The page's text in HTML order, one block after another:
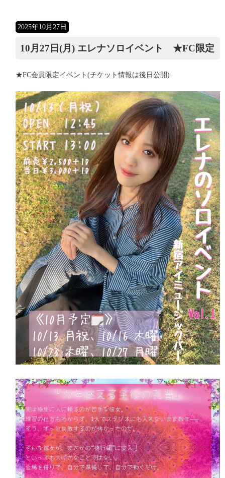
2025年10月27日
10月27日(月) エレナソロイベント ★FC限定
★FC会員限定イベント(チケット情報は後日公開)